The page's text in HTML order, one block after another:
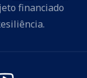
financiado